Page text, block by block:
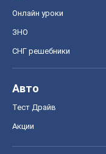
Онлайн уроки
ЗНО
СНГ решебники
Авто
Тест Драйв
Акции